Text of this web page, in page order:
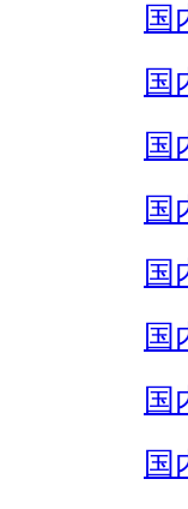
国
国
国
国
国
国
国
国